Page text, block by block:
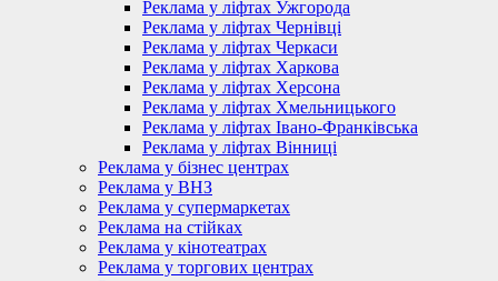
Реклама у ліфтах Ужгорода
Реклама у ліфтах Чернівці
Реклама у ліфтах Черкаси
Реклама у ліфтах Харкова
Реклама у ліфтах Херсона
Реклама у ліфтах Хмельницького
Реклама у ліфтах Івано-Франківська
Реклама у ліфтах Вінниці
Реклама у бізнес центрах
Реклама у ВНЗ
Реклама у супермаркетах
Реклама на стійках
Реклама у кінотеатрах
Реклама у торгових центрах